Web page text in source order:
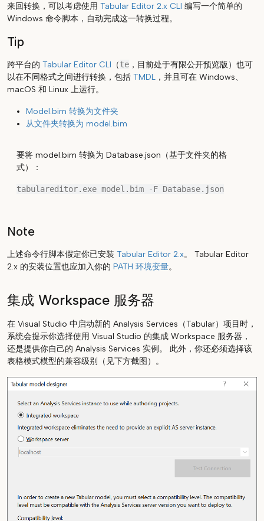
来回转换，可以考虑使用 Tabular Editor 2.x CLI 编写一个简单的
Windows 命令脚本，自动完成这一转换过程。
Tip
跨平台的 Tabular Editor CLI （te ，目前处于有限公开预览版）也可
以在不同格式之间进行转换，包括 TMDL ，并且可在 Windows、
macOS 和 Linux 上运行。
Model.bim 转换为文件夹
从文件夹转换为 model.bim
要将 model.bim 转换为 Database.json（基于文件夹的格
式）：
Note
上述命令行脚本假定你已安装 Tabular Editor 2.x。 Tabular Editor
2.x 的安装位置也应加入你的 PATH 环境变量。
集成 Workspace 服务器
在 Visual Studio 中启动新的 Analysis Services（Tabular）项目时，
系统会提示你选择使用 Visual Studio 的集成 Workspace 服务器，
还是提供你自己的 Analysis Services 实例。 此外，你还必须选择该
表格模式模型的兼容级别（见下方截图）。